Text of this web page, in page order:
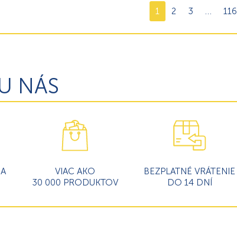
1 2 3 … 116
NÁS
VIAC AKO
30 000 PRODUKTOV
BEZPLATNÉ VRÁTENIE
DO 14 DNÍ